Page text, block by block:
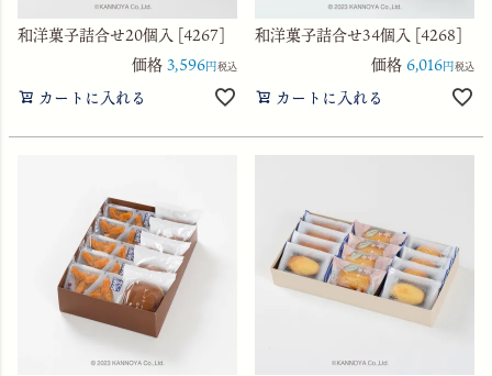
和洋菓子詰合せ20個入 [4267]
価格3,596 税込
カートに入れる
和洋菓子詰合せ34個入 [4268]
価格 6,016 税込
カートに入れる